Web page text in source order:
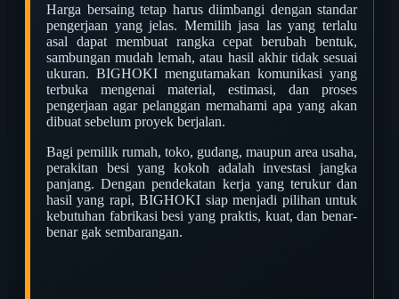
Harga bersaing tetap harus diimbangi dengan standar
pengerjaan yang jelas. Memilih jasa las yang terlalu
asal dapat membuat rangka cepat berubah bentuk,
sambungan mudah lemah, atau hasil akhir tidak sesuai
ukuran. BIGHOKI mengutamakan komunikasi yang
terbuka mengenai material, estimasi, dan proses
pengerjaan agar pelanggan memahami apa yang akan
dibuat sebelum proyek berjalan.
Bagi pemilik rumah, toko, gudang, maupun area usaha,
perakitan besi yang kokoh adalah investasi jangka
panjang. Dengan pendekatan kerja yang terukur dan
hasil yang rapi, BIGHOKI siap menjadi pilihan untuk
kebutuhan fabrikasi besi yang praktis, kuat, dan benar-
benar gak sembarangan.